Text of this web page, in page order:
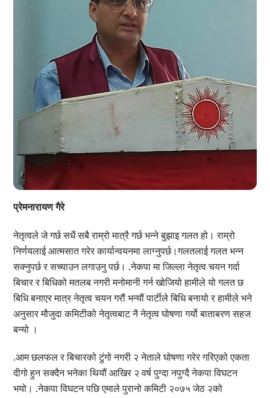
प्रेमनारायण गैरे
नेतृत्वले जे गर्छ सधैं सबै राम्रो मात्रै गर्छ भन्ने बुझाइ गलत हो। राम्रो
निर्णयलाई आत्मसात गरेर कार्यान्वयनमा लाग्नुपर्छ।गलतलाई गलत भन्न
सक्नुपर्छ र सच्याउन लगाउनु पर्छ। .नेकपा मा जिल्ला नेतृत्व चयन गर्दा
बिचार र बिधिको मतलब नगरी मनोमानी गर्न खोजियो हामीले यो गलत छ
बिधि बनाएर मात्र नेतृत्व चयन गरौं भन्यौं पार्टीले बिधि बनायो र हामीले भने
अनुसार मौजुदा कमिटीको नेतृत्वबाट नै नेतृत्व घोषणा गर्यो बाताबरण सहज
बन्यो ।
.आम छलफल र बिचारको टुंगो नगरी २ नेताले घोषणा गरेर गरिएको एकता
दीगो हुन सक्दैन भनेका थियौं आखिर २ वर्ष पुग्दा नपुग्दै नेकपा विघटन
भयो। .नेकपा विघटन पछि एमाले पुरानो कमिटी २०७५ जेठ २को